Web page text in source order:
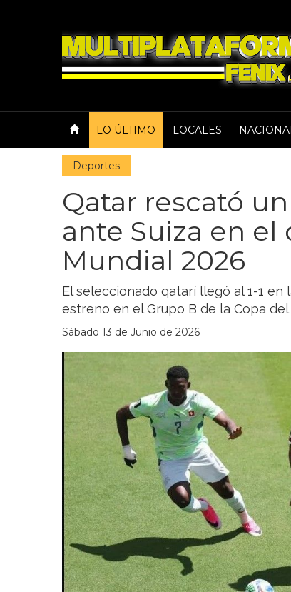
LO ÚLTIMO LOCALES
Deportes
Qatar rescató
ante Suiza en
Mundial 2026
El seleccionado qatarí llegó al 1-1 en
estreno en el Grupo B de la Copa del
Sábado 13 de Junio de 2026